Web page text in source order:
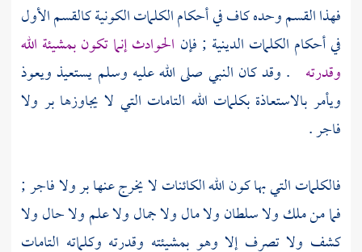
فهذا القسم وحده كاف في أحكام الكلمات الكونية كالقسم الأول
في أحكام الكلمات الدينية ; فإن الحوادث إنما تكون بمشيئة الله
وقدرته . وقد كان النبي صلى الله عليه وسلم يستعيذ ويعوذ
ويأمر بالاستعاذة بكلمات الله التامات التي لا يجاوزها بر ولا
فاجر .
فالكلمات التي بها كون الله الكائنات لا يخرج عنها بر ولا فاجر ;
فما من ملك ولا سلطان ولا مال ولا جمال ولا علم ولا حال ولا
كشف ولا تصرف إلا وهو بمشيئته وقدرته وكلماته التامات